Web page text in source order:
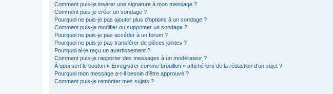
Comment puis-je insérer une signature à mon message ?
Comment puis-je créer un sondage ?
Pourquoi ne puis-je pas ajouter plus d’options à un sondage ?
Comment puis-je modifier ou supprimer un sondage ?
Pourquoi ne puis-je pas accéder à un forum ?
Pourquoi ne puis-je pas transférer de pièces jointes ?
Pourquoi ai-je reçu un avertissement ?
Comment puis-je rapporter des messages à un modérateur ?
À quoi sert le bouton « Enregistrer comme brouillon » affiché lors de la rédaction d’un sujet ?
Pourquoi mon message a-t-il besoin d’être approuvé ?
Comment puis-je remonter mes sujets ?